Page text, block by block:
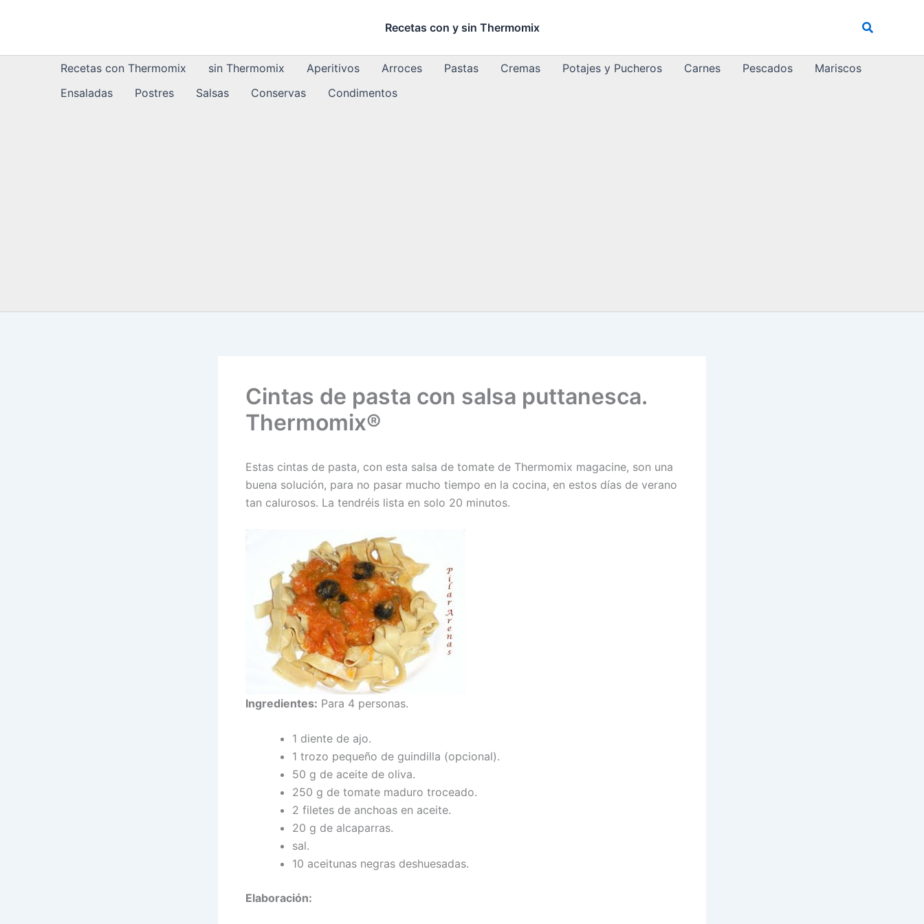
Recetas con y sin Thermomix Buscar
Recetas con Thermomix sin Thermomix Aperitivos Arroces Pastas Cremas Potajes y Pucheros Carnes Pescados
Mariscos
Ensaladas
Postres Salsas Conservas Condimentos
Cintas de pasta con salsa puttanesca.
Thermomix®
Estas cintas de pasta, con esta salsa de tomate de Thermomix magacine, son una
buena solución, para no pasar mucho tiempo en la cocina, en estos días de verano
tan calurosos. La tendréis lista en solo 20 minutos.
Ingredientes: Para 4 personas.
1 diente de ajo.
1 trozo pequeño de guindilla (opcional).
50 g de aceite de oliva.
250 g de tomate maduro troceado.
2 filetes de anchoas en aceite.
20 g de alcaparras.
sal.
10 aceitunas negras deshuesadas.
Elaboración: